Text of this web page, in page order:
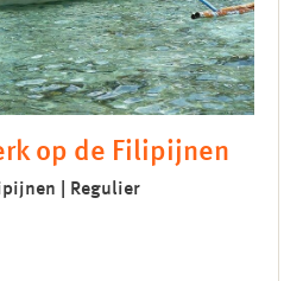
op de Filipijnen
| Regulier